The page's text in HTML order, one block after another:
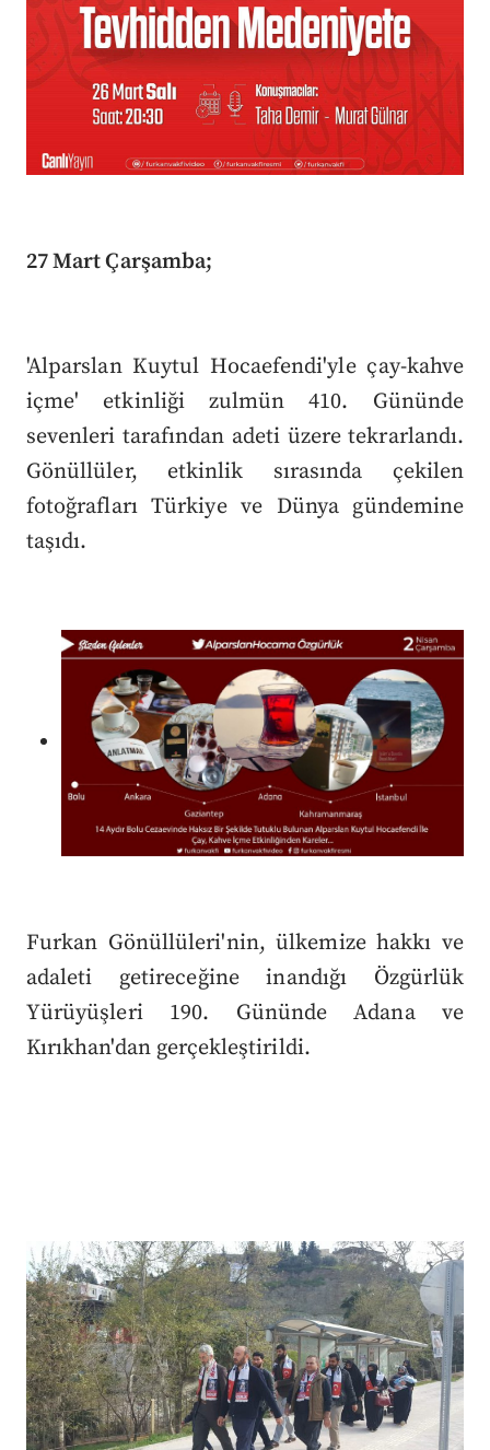
27 Mart Çarşamba;
'Alparslan Kuytul Hocaefendi'yle çay-kahve
içme' etkinliği zulmün 410. Gününde
sevenleri tarafından adeti üzere tekrarlandı.
Gönüllüler, etkinlik sırasında çekilen
fotoğrafları Türkiye ve Dünya gündemine
taşıdı.
Furkan Gönüllüleri'nin, ülkemize hakkı ve
adaleti getireceğine inandığı Özgürlük
Yürüyüşleri 190. Gününde Adana ve
Kırıkhan'dan gerçekleştirildi.